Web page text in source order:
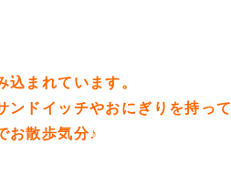
込まれています。
ンドイッチやおにぎりを持って
お散歩気分♪